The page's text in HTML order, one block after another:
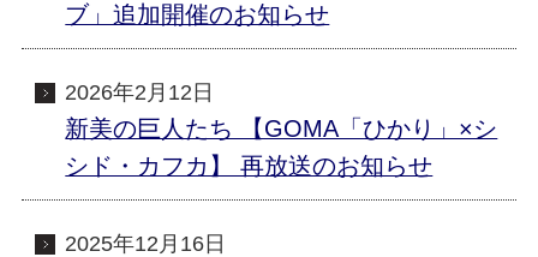
ブ」追加開催のお知らせ
2026年2月12日
新美の巨人たち 【GOMA「ひかり」×シ
シド・カフカ】 再放送のお知らせ
2025年12月16日